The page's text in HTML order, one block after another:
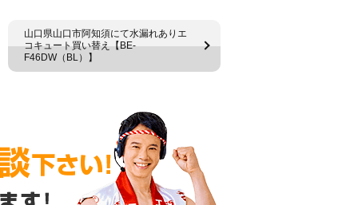
山口県山口市阿知須にて水漏れありエ
コキュート買い替え【BE-
F46DW（BL）】